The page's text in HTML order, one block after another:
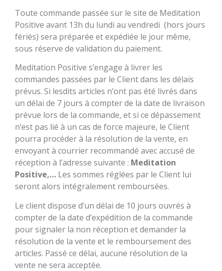
Toute commande passée sur le site de Meditation
Positive avant 13h du lundi au vendredi (hors jours
fériés) sera préparée et expédiée le jour même,
sous réserve de validation du paiement.
Meditation Positive s’engage à livrer les
commandes passées par le Client dans les délais
prévus. Si lesdits articles n’ont pas été livrés dans
un délai de 7 jours à compter de la date de livraison
prévue lors de la commande, et si ce dépassement
n’est pas lié à un cas de force majeure, le Client
pourra procéder à la résolution de la vente, en
envoyant à courrier recommandé avec accusé de
réception à l’adresse suivante : Meditation
Positive,… Les sommes réglées par le Client lui
seront alors intégralement remboursées.
Le client dispose d’un délai de 10 jours ouvrés à
compter de la date d’expédition de la commande
pour signaler la non réception et demander la
résolution de la vente et le remboursement des
articles. Passé ce délai, aucune résolution de la
vente ne sera acceptée.